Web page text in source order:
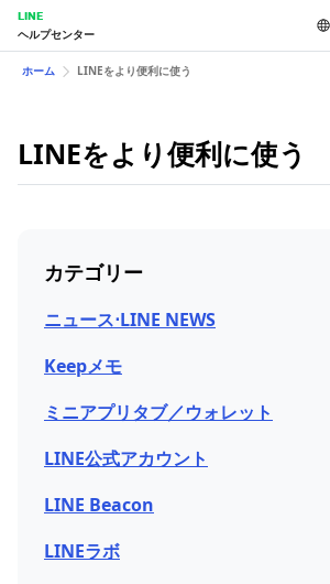
LINE
ヘルプセンター
ホーム LINEをより便利に使う
LINEをより便利に使う
カテゴリー
ニュース⋅LINE NEWS
Keepメモ
ミニアプリタブ／ウォレット
LINE公式アカウント
LINE Beacon
LINEラボ